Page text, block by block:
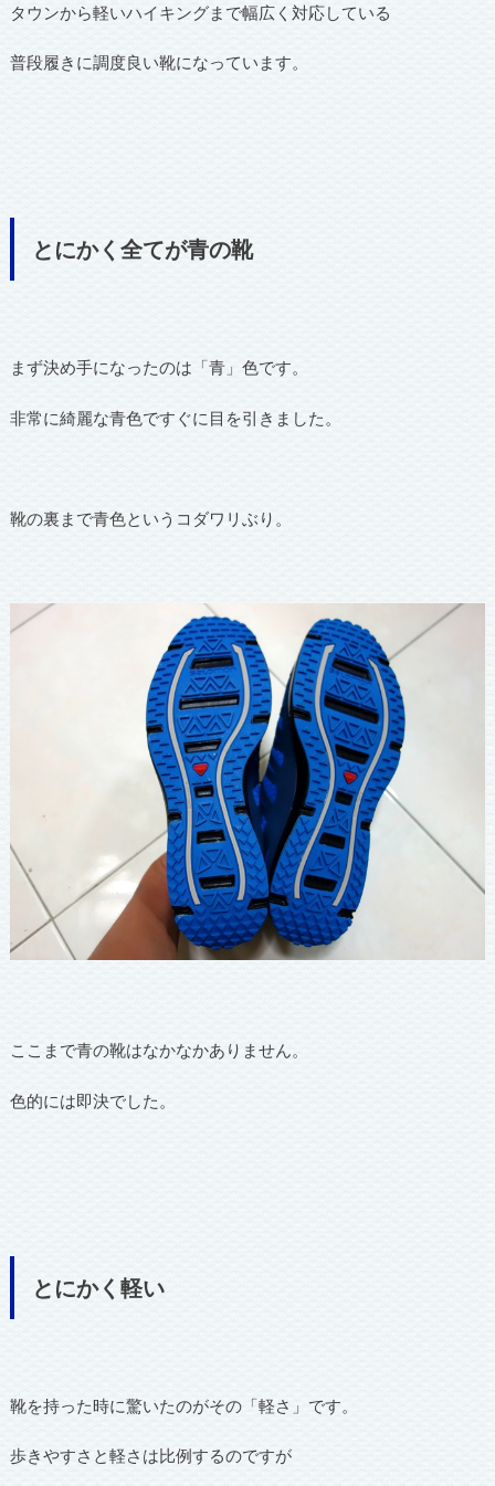
タウンから軽いハイキングまで幅広く対応している
普段履きに調度良い靴になっています。
とにかく全てが青の靴
まず決め手になったのは「青」色です。
非常に綺麗な青色ですぐに目を引きました。
靴の裏まで青色というコダワリぶり。
ここまで青の靴はなかなかありません。
色的には即決でした。
とにかく軽い
靴を持った時に驚いたのがその「軽さ」です。
歩きやすさと軽さは比例するのですが